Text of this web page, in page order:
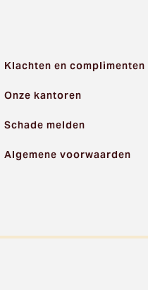
Klachten en complimenten
Onze kantoren
Schade melden
Algemene voorwaarden